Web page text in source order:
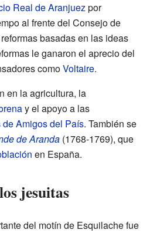
Real de Aranjuezpor
al frente del Consejo de
basadas en las ideas
le ganaron el aprecio del
comoVoltaire.
en la agricultura, la
y el apoyo a las
Amigos del País. También se
de Aranda (1768-1769), que
en España.
jesuitas
del motín de Esquilache fue